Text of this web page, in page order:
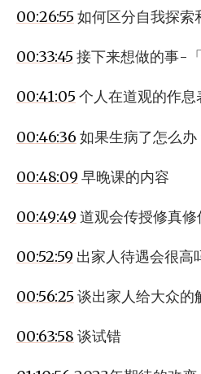
00:26:55 如何区分自我探索
00:33:45 接下来想做的事-「
00:41:05 个人在道观的作息
00:46:36 如果生病了怎么办
00:48:09 早晚课的内容
00:49:49 道观会传授修真修
00:52:59 出家人待遇会很高
00:56:25 谈出家人给大众的
00:63:58 谈试错